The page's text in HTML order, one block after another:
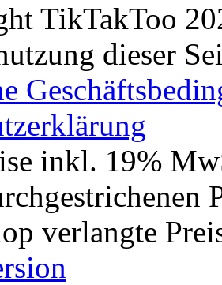
TikTakToo
dieser
inkl. 19%
verlangte